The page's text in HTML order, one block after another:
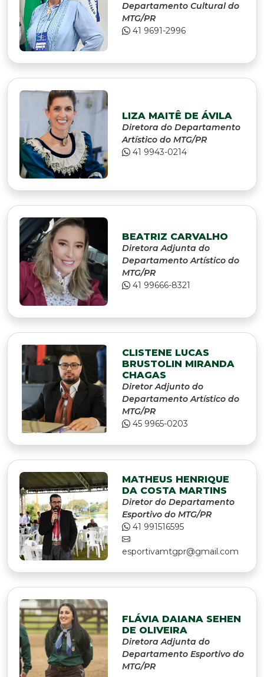
Departamento Cultural do
MTG/PR
41 9691-2996
LIZA MAITÊ DE ÁVILA
Diretora do Departamento
Artístico do MTG/PR
41 9943-0214
BEATRIZ CARVALHO
Diretora Adjunta do
Departamento Artístico do
MTG/PR
41 99666-8321
CLISTENE LUCAS
BRUSTOLIN MIRANDA
CHAGAS
Diretor Adjunto do
Departamento Artístico do
MTG/PR
45 9965-0203
MATHEUS HENRIQUE
DA COSTA MARTINS
Diretor do Departamento
Esportivo do MTG/PR
41 991516595
esportivamtgpr@gmail.com
FLÁVIA DAIANA SEHEN
DE OLIVEIRA
Diretora Adjunta do
Departamento Esportivo do
MTG/PR